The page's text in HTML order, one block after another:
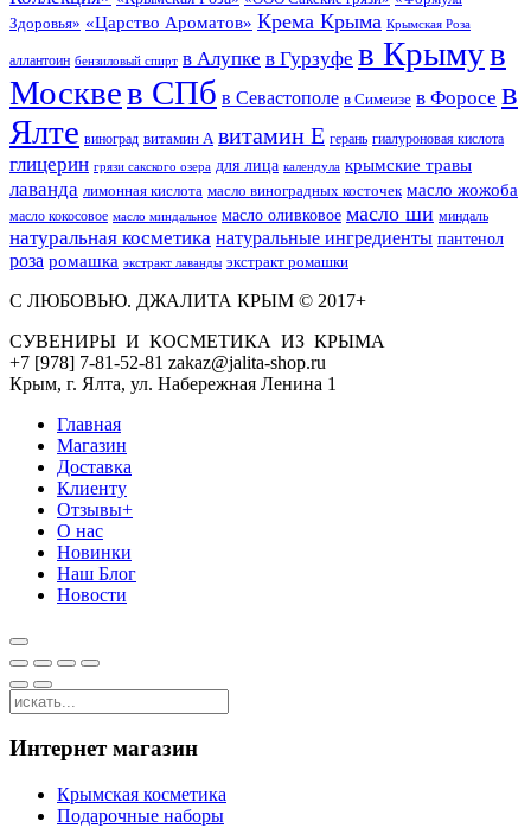
Здоровья» «Царство Ароматов» Крема Крыма Крымская Роза
аллантоин бензиловый спирт в Алупке в Гурзуфе в Крымув
Москвев СПб в Севастополе в Симеизе в Форосе в
Ялте виноград витамин А витамин Е герань гиалуроновая кислота
глицерин грязи сакского озера для лица календула крымские травы
лаванда лимонная кислота масло виноградных косточек масло жожоба
масло кокосовое масло миндальное масло оливковое масло ши миндаль
натуральная косметика натуральные ингредиенты пантенол
роза ромашка экстракт лаванды экстракт ромашки
С ЛЮБОВЬЮ. ДЖАЛИТА КРЫМ © 2017+
СУВЕНИРЫ И КОСМЕТИКА ИЗ КРЫМА
+7 [978] 7-81-52-81 zakaz@jalita-shop.ru
Крым, г. Ялта, ул. Набережная Ленина 1
Главная
Магазин
Доставка
Клиенту
Отзывы+
О нас
Новинки
Наш Блог
Новости
Интернет магазин
Крымская косметика
Подарочные наборы